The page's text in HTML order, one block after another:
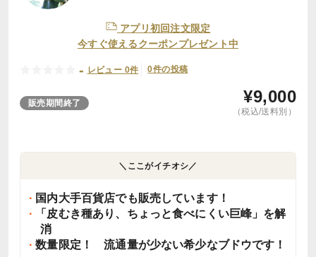
アプリ初回注文限定
今すぐ使えるクーポンプレゼント中
- レビュー 0件 0件の投稿
販売期間終了 ¥9,000
（税込/送料別）
＼ここがイチオシ／
国内大手百貨店でも販売しています！
「皮むき種あり、ちょっと食べにくい巨峰」を解
消
数量限定！ 流通量が少ない希少なブドウです！